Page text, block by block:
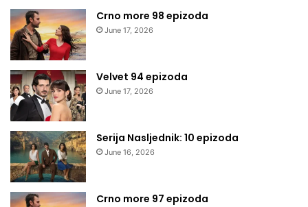
Crno more 98 epizoda
June 17, 2026
Velvet 94 epizoda
June 17, 2026
Serija Nasljednik: 10 epizoda
June 16, 2026
Crno more 97 epizoda